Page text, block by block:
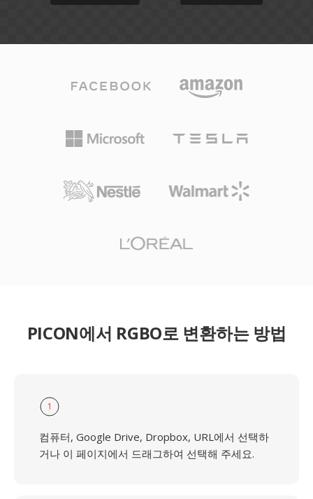
PICON에서 RGBO로 변환하는 방법
1
컴퓨터, Google Drive, Dropbox, URL에서 선택하
거나 이 페이지에서 드래그하여 선택해 주세요.